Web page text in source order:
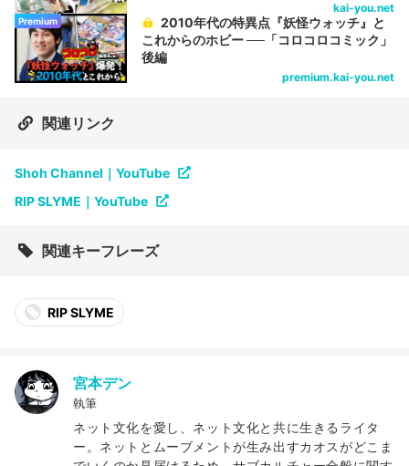
kai-you.net
Premium
2010年代の特異点『妖怪ウォッチ』と
これからのホビー ──「コロコロコミック」
後編
premium.kai-you.net
関連リンク
Shoh Channel｜YouTube
RIP SLYME｜YouTube
関連キーフレーズ
RIP SLYME
宮本デン
執筆
ネット文化を愛し、ネット文化と共に生きるライタ
ー。ネットとムーブメントが生み出すカオスがどこま